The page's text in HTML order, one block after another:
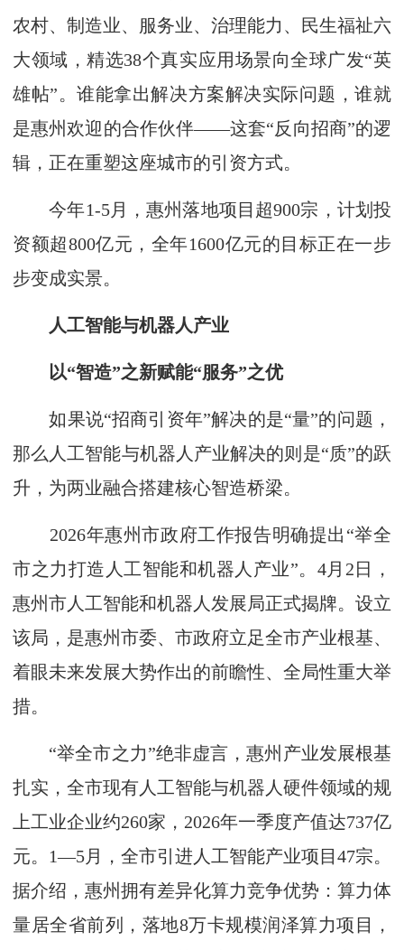
农村、制造业、服务业、治理能力、民生福祉六
大领域，精选38个真实应用场景向全球广发“英
雄帖”。谁能拿出解决方案解决实际问题，谁就
是惠州欢迎的合作伙伴——这套“反向招商”的逻
辑，正在重塑这座城市的引资方式。
今年1-5月，惠州落地项目超900宗，计划投
资额超800亿元，全年1600亿元的目标正在一步
步变成实景。
人工智能与机器人产业
以“智造”之新赋能“服务”之优
如果说“招商引资年”解决的是“量”的问题，
那么人工智能与机器人产业解决的则是“质”的跃
升，为两业融合搭建核心智造桥梁。
2026年惠州市政府工作报告明确提出“举全
市之力打造人工智能和机器人产业”。4月2日，
惠州市人工智能和机器人发展局正式揭牌。设立
该局，是惠州市委、市政府立足全市产业根基、
着眼未来发展大势作出的前瞻性、全局性重大举
措。
“举全市之力”绝非虚言，惠州产业发展根基
扎实，全市现有人工智能与机器人硬件领域的规
上工业企业约260家，2026年一季度产值达737亿
元。1—5月，全市引进人工智能产业项目47宗。
据介绍，惠州拥有差异化算力竞争优势：算力体
量居全省前列，落地8万卡规模润泽算力项目，